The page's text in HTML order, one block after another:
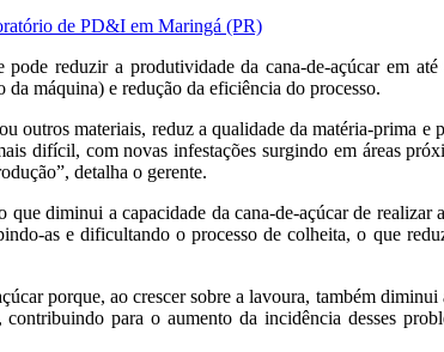
de PD&I em Maringá (PR)
reduzir a produtividade da cana-de-açúcar em
máquina) e redução da eficiência do processo.
outros materiais, reduz a qualidade da matéria-prima
difícil, com novas infestações surgindo em áreas
detalha o gerente.
diminui a capacidade da cana-de-açúcar de realizar
as e dificultando o processo de colheita, o que
porque, ao crescer sobre a lavoura, também
para o aumento da incidência desses